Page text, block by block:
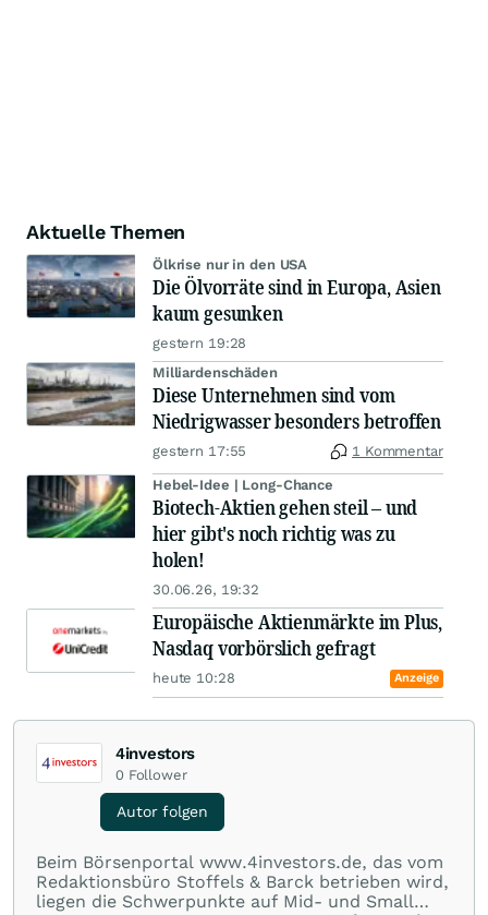
Aktuelle Themen
Ölkrise nur in den USA
Die Ölvorräte sind in Europa, Asien
kaum gesunken
gestern 19:28
Milliardenschäden
Diese Unternehmen sind vom
Niedrigwasser besonders betroffen
gestern 17:55 1 Kommentar
Hebel-Idee | Long-Chance
Biotech-Aktien gehen steil – und
hier gibt's noch richtig was zu
holen!
30.06.26, 19:32
Europäische Aktienmärkte im Plus,
Nasdaq vorbörslich gefragt
heute 10:28 Anzeige
4investors
0 Follower
Autor folgen
Beim Börsenportal www.4investors.de, das vom
Redaktionsbüro Stoffels & Barck betrieben wird,
liegen die Schwerpunkte auf Mid- und Small